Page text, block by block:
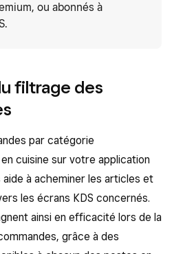
ou abonnés à
filtrage des
par catégorie
cuisine sur votre application
aide à acheminer les articles et
les écrans KDS concernés.
ainsi en efficacité lors de la
grâce à des